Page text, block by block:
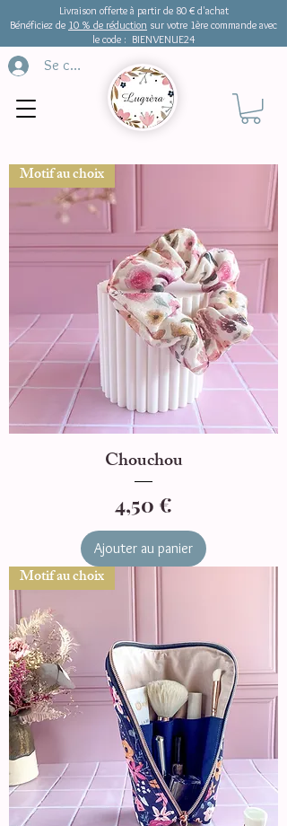
Livraison offerte à partir de 80 € d'achat
Bénéficiez de 10 % de réduction sur votre 1ère commande avec
le code : BIENVENUE24
Se connecter
Motif au choix
Chouchou
Prix
4,50 €
Ajouter au panier
Motif au choix